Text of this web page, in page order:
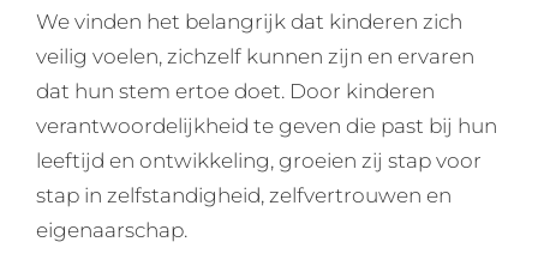
We vinden het belangrijk dat kinderen zich
veilig voelen, zichzelf kunnen zijn en ervaren
dat hun stem ertoe doet. Door kinderen
verantwoordelijkheid te geven die past bij hun
leeftijd en ontwikkeling, groeien zij stap voor
stap in zelfstandigheid, zelfvertrouwen en
eigenaarschap.